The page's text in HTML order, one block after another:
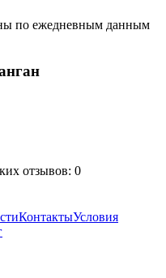
по ежедневным данным
отзывов: 0
КонтактыУсловия